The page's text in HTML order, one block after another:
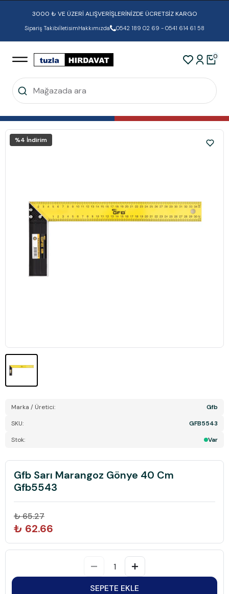
3000 ₺ VE ÜZERİ ALIŞVERİŞLERİNİZDE ÜCRETSİZ KARGO
Sipariş TakibiİletisimHakkımızda 0542 189 02 69 - 0541 614 61 58
0
%4 İndirim
Marka / Üretici:
Gfb
SKU:
GFB5543
Stok:
Var
Gfb Sarı Marangoz Gönye 40 Cm
Gfb5543
₺ 65.27
₺ 62.66
SEPETE EKLE